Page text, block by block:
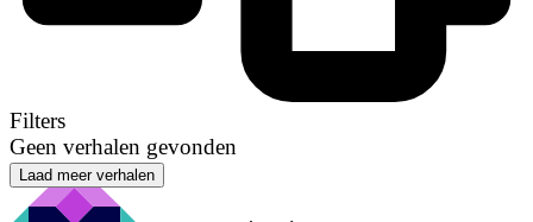
Filters
Geen verhalen gevonden
Laad meer verhalen